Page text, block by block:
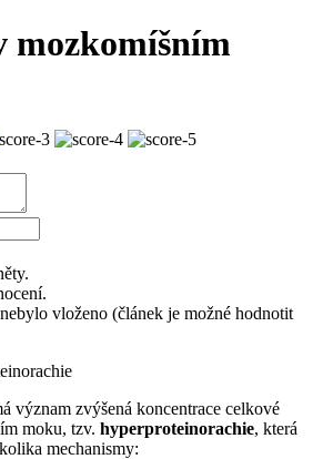
mozkomíšním
vloženo (článek je možné hodnotit
význam zvýšená koncentrace celkové
moku, tzv. hyperproteinorachie, která
mechanismy: